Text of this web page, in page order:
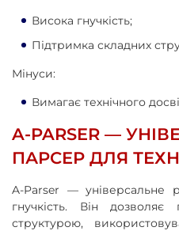
Висока гнучкість;
Підтримка складних
Мінуси:
Вимагає технічного
A‑PARSER —
ПАРСЕР ДЛЯ
A‑Parser — універсальне
гнучкість. Він
структурою,